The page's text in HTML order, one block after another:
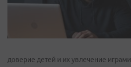
доверие детей и их увлечение играми